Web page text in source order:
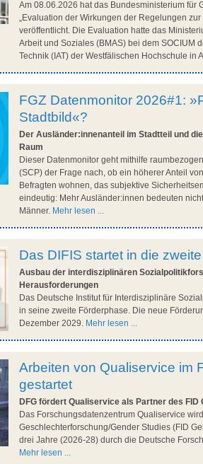
Am 08.06.2026 hat das Bundesministerium für
„Evaluation der Wirkungen der Regelungen
veröffentlicht. Die Evaluation hatte das
Arbeit und Soziales (BMAS) bei dem SOCIUM
Technik (IAT) der Westfälischen Hochschule in
FGZ Datenmonitor 2026#1:
Stadtbild«?
Der Ausländer:innenanteil im Stadtteil und
Raum
Dieser Datenmonitor geht mithilfe
(SCP) der Frage nach, ob ein höherer Anteil
Befragten wohnen, das subjektive
eindeutig: Mehr Ausländer:innen bedeuten
Männer. Mehr lesen ...
Das DIFIS startet in die
Ausbau der interdisziplinären
Herausforderungen
Das Deutsche Institut für Interdisziplinäre
in seine zweite Förderphase. Die neue
Dezember 2029. Mehr lesen ...
Arbeiten von Qualiservice im
gestartet
DFG fördert Qualiservice als Partner des FID
Das Forschungsdatenzentrum Qualiservice
Geschlechterforschung/Gender Studies (FID
drei Jahre (2026-28) durch die Deutsche
Mehr lesen ...